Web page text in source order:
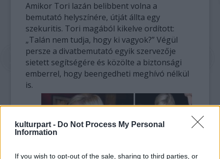
kulturpart - Do Not Process My Personal
Information
If you wish to opt-out of the sale, sharing to third parties, or
Amikor Tori lazán belibbent volna a
bemutató helyszínére, útját állta egy
szekuritis. Tori magából kikelve ordított:
„Talán nem tudja, hogy ki vagyok?” Végül
persze a divatbemutató egyik szervezője
sietett segítségére és közölte a biztonsági
emberrel, hogy beengedheti meghívó nélkül
is.